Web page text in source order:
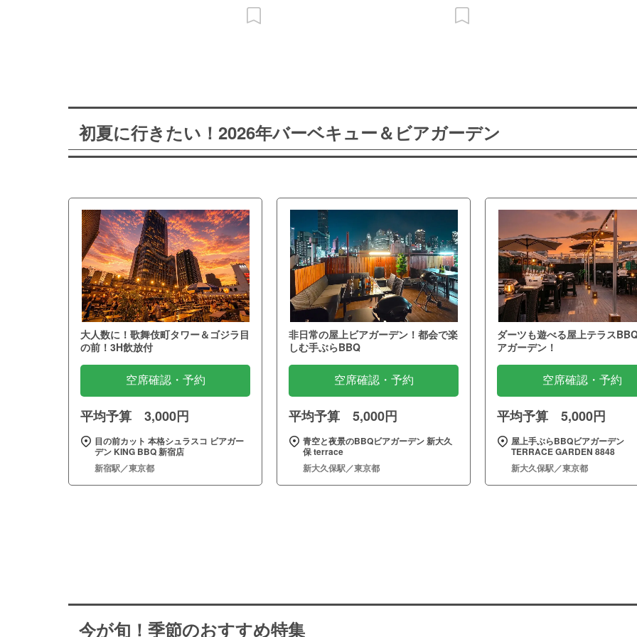
初夏に行きたい！2026年バーベキュー＆ビアガーデン
大人数に！歌舞伎町タワー＆ゴジラ目
の前！3H飲放付
空席確認・予約
平均予算 3,000円
目の前カット 本格シュラスコ ビアガー
デン KING BBQ 新宿店
新宿駅／東京都
非日常の屋上ビアガーデン！都会で楽
しむ手ぶらBBQ
空席確認・予約
平均予算 5,000円
青空と夜景のBBQビアガーデン 新大久
保 terrace
新大久保駅／東京都
ダーツも遊べる屋上テラス
アガーデン！
空席確認・予約
平均予算 5,000円
屋上手ぶらBBQビアガーデン
TERRACE GARDEN 8848
新大久保駅／東京都
今が旬！季節のおすすめ特集